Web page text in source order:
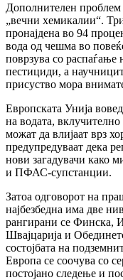
Дополнителен проблем
„вечни хемикалии“.
пронајдена во 94
вода од чешма во
поврзува со
пестициди, а
присуство мора
Европската Унија
на водата,
можат да влијаат врз
предупредуваат дека
нови загадувачи како
и ПФАС-супстанции.
Затоа одговорот на
најбезбедна има две
рангирани се Финска,
Швајцарија и
состојбата на
Европа се соочува со
постојано следење и